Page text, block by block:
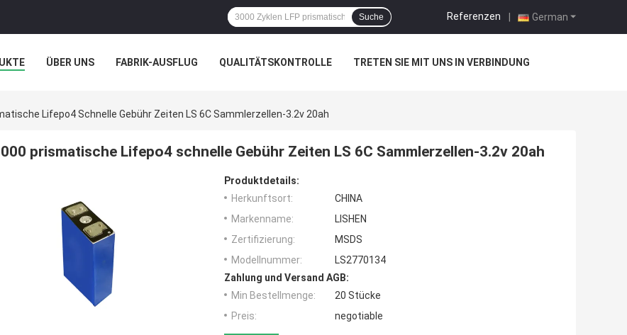
German
Referenzen |
Suche
ÜBER UNS FABRIK-AUSFLUG QUALITÄTSKONTROLLE TRETEN SIE MIT UNS IN VERBINDUNG
Lifepo4 Schnelle Gebühr Zeiten LS 6C Sammlerzellen-3.2v 20ah
prismatische Lifepo4 schnelle Gebühr Zeiten LS 6C Sammlerzellen-3.2v 20ah
Produktdetails:
Herkunftsort:
CHINA
Markenname:
LISHEN
Zertifizierung:
MSDS
Modellnummer:
LS2770134
Zahlung und Versand AGB:
Min Bestellmenge:
20 Stücke
Preis:
negotiable